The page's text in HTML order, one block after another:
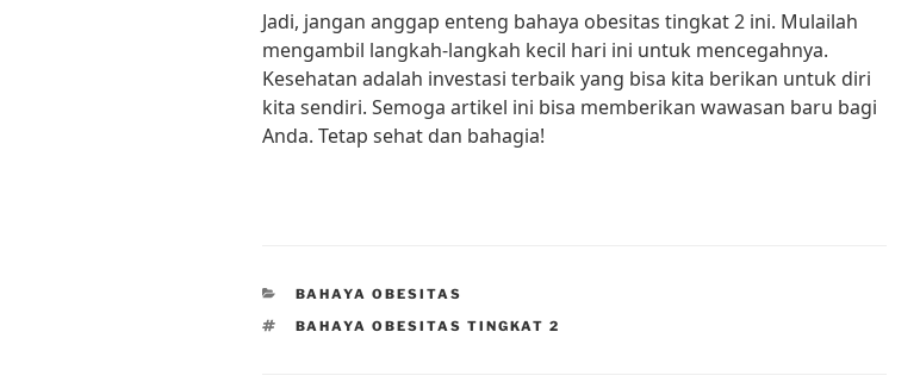
Jadi, jangan anggap enteng bahaya obesitas tingkat 2 ini. Mulailah
mengambil langkah-langkah kecil hari ini untuk mencegahnya.
Kesehatan adalah investasi terbaik yang bisa kita berikan untuk diri
kita sendiri. Semoga artikel ini bisa memberikan wawasan baru bagi
Anda. Tetap sehat dan bahagia!
CATEGORIES
BAHAYA OBESITAS
TAGS
BAHAYA OBESITAS TINGKAT 2